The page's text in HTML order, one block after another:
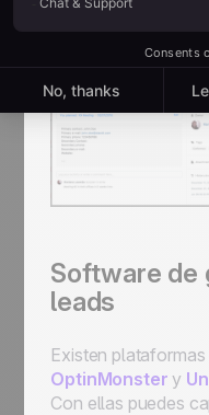
centralizados y
Software de
leads
Existen
OptinMonster y
Con ellas puedes